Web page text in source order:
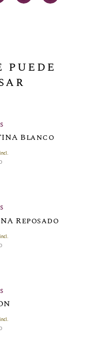
puede
Blanco
Reposado